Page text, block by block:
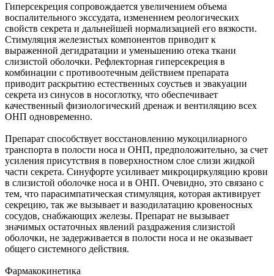
Гиперсекреция сопровождается увеличением объема
воспалительного экссудата, изменением реологических
свойств секрета и дальнейшей нормализацией его вязкости.
Стимуляция железистых компонентов приводит к
выраженной дегидратации и уменьшению отека ткани
слизистой оболочки. Рефлекторная гиперсекреция в
комбинации с противоотечным действием препарата
приводит раскрытию естественных соустьев и эвакуации
секрета из синусов в носоглотку, что обеспечивает
качественный физиологический дренаж и вентиляцию всех
ОНП одновременно.
Препарат способствует восстановлению мукоцилиарного
транспорта в полости носа и ОНП, предположительно, за счет
усиления присутствия в поверхностном слое слизи жидкой
части секрета. Синуфорте усиливает микроциркуляцию крови
в слизистой оболочке носа и в ОНП. Очевидно, это связано с
тем, что парасимпатическая стимуляция, которая активирует
секрецию, так же вызывает и вазодилатацию кровеносных
сосудов, снабжающих железы. Препарат не вызывает
значимых остаточных явлений раздражения слизистой
оболочки, не задерживается в полости носа и не оказывает
общего системного действия.
Фармакокинетика